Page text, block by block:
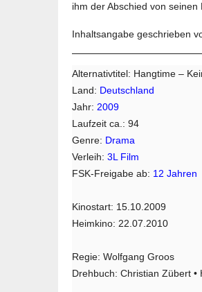
ihm der Abschied von
Inhaltsangabe geschrieben
Alternativtitel: Hangtime –
Land: Deutschland
Jahr: 2009
Laufzeit ca.: 94
Genre: Drama
Verleih: 3L Film
FSK-Freigabe ab: 12 Jahren
Kinostart: 15.10.2009
Heimkino: 22.07.2010
Regie: Wolfgang Groos
Drehbuch: Christian Zübert •